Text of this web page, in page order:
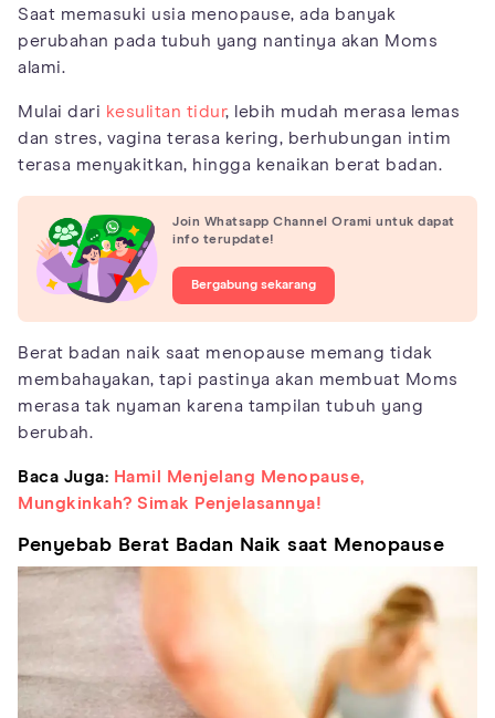
Saat memasuki usia menopause, ada banyak
perubahan pada tubuh yang nantinya akan Moms
alami.
Mulai dari kesulitan tidur, lebih mudah merasa lemas
dan stres, vagina terasa kering, berhubungan intim
terasa menyakitkan, hingga kenaikan berat badan.
Join Whatsapp Channel Orami untuk dapat
info terupdate!
Bergabung sekarang
Berat badan naik saat menopause memang tidak
membahayakan, tapi pastinya akan membuat Moms
merasa tak nyaman karena tampilan tubuh yang
berubah.
Baca Juga: Hamil Menjelang Menopause,
Mungkinkah? Simak Penjelasannya!
Penyebab Berat Badan Naik saat Menopause